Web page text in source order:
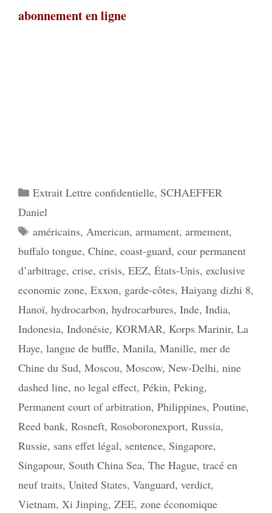
abonnement en ligne
Catégories
Extrait Lettre confidentielle, SCHAEFFER
Daniel
Étiquettes
américains, American, armament, armement,
buffalo tongue, Chine, coast-guard, cour permanent
d’arbitrage, crise, crisis, EEZ, États-Unis, exclusive
economic zone, Exxon, garde-côtes, Haiyang dizhi 8,
Hanoï, hydrocarbon, hydrocarbures, Inde, India,
Indonesia, Indonésie, KORMAR, Korps Marinir, La
Haye, langue de buffle, Manila, Manille, mer de
Chine du Sud, Moscou, Moscow, New-Delhi, nine
dashed line, no legal effect, Pékin, Peking,
Permanent court of arbitration, Philippines, Poutine,
Reed bank, Rosneft, Rosoboronexport, Russia,
Russie, sans effet légal, sentence, Singapore,
Singapour, South China Sea, The Hague, tracé en
neuf traits, United States, Vanguard, verdict,
Vietnam, Xi Jinping, ZEE, zone économique